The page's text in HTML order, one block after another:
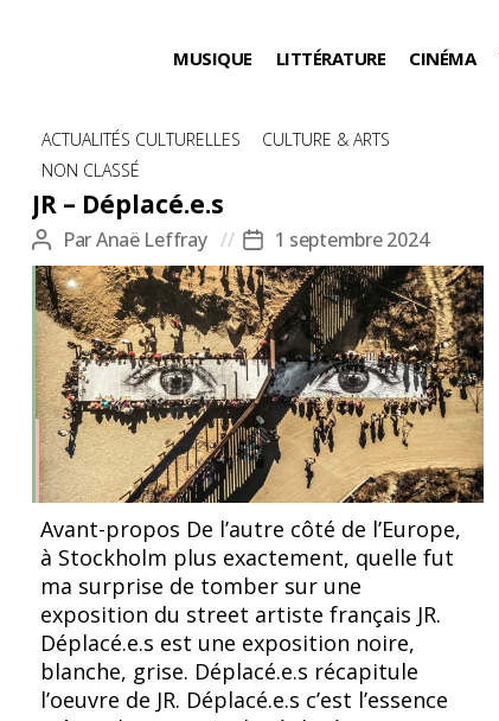
MUSIQUE LITTÉRATURE CINÉMA
Catégories
ACTUALITÉS CULTURELLES
CULTURE & ARTS
NON CLASSÉ
JR – Déplacé.e.s
Auteur
de
l’article
ParAnaë Leffray
Date
de
l’article
1 septembre 2024
Migrants, Mayra, Picnic across the border, Tecate,
Mexico-USA, 2017 © Anaë Leffray
Avant-propos De l’autre côté de l’Europe,
à Stockholm plus exactement, quelle fut
ma surprise de tomber sur une
exposition du street artiste français JR.
Déplacé.e.s est une exposition noire,
blanche, grise. Déplacé.e.s récapitule
l’oeuvre de JR. Déplacé.e.s c’est l’essence